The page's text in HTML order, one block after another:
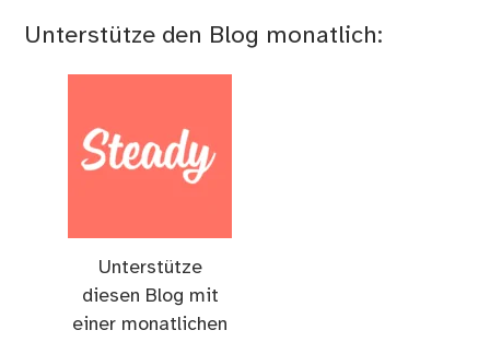
Unterstütze den Blog monatlich:
Unterstütze
diesen Blog mit
einer monatlichen